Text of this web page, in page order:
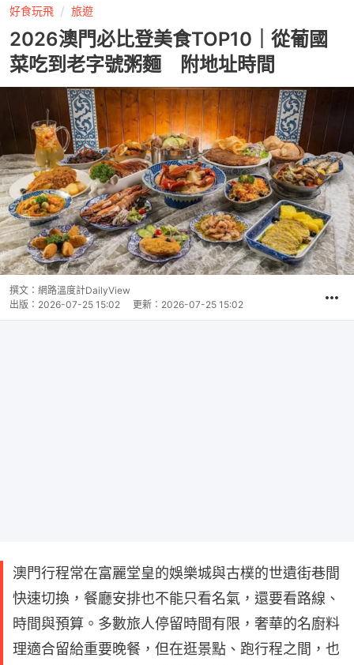
好食玩飛 旅遊
2026澳門必比登美食TOP10｜從葡國
菜吃到老字號粥麵 附地址時間
撰文： 網路溫度計DailyView
出版： 2026-07-25 15:02 更新： 2026-07-25 15:02
澳門行程常在富麗堂皇的娛樂城與古樸的世遺街巷間
快速切換，餐廳安排也不能只看名氣，還要看路線、
時間與預算。多數旅人停留時間有限，奢華的名廚料
理適合留給重要晚餐，但在逛景點、跑行程之間，也